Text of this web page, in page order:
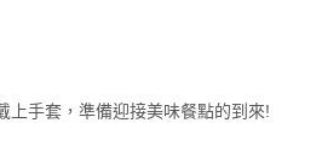
上手套，準備迎接美味餐點的到來!